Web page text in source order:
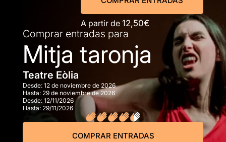
A partir de 12,50€
Comprar entradas para
Mitja taronja
Teatre Eòlia
Desde: 12 de noviembre de 2026
Hasta: 29 de noviembre de 2026
Desde: 12/11/2026
Hasta: 29/11/2026
COMPRAR ENTRADAS